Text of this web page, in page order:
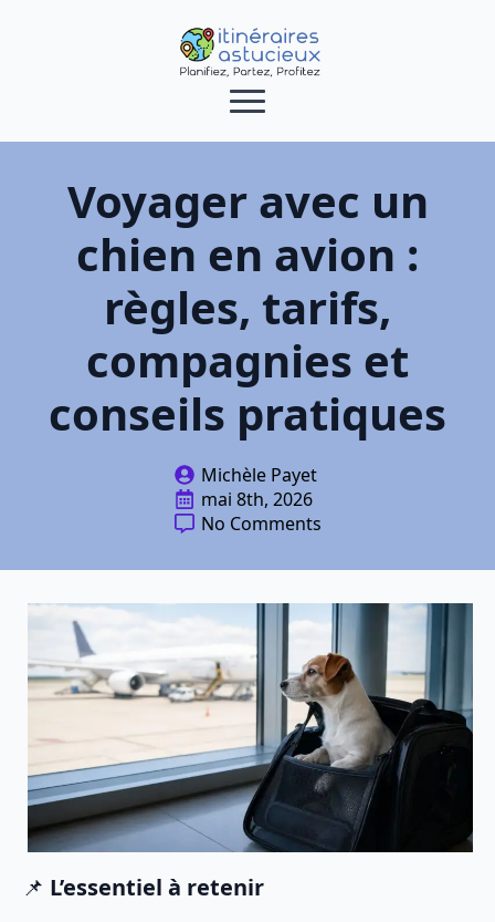
Voyager avec un
chien en avion :
règles, tarifs,
compagnies et
conseils pratiques
Michèle Payet
mai 8th, 2026
No Comments
📌 L’essentiel à retenir